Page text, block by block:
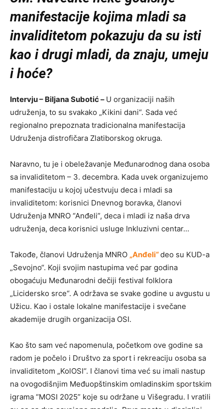
manifestacije kojima mladi sa
invaliditetom pokazuju da su isti
kao i drugi mladi, da znaju, umeju
i hoće?
Intervju – Biljana Subotić – U organizaciji naših
udruženja, to su svakako „Kikini dani“. Sada već
regionalno prepoznata tradicionalna manifestacija
Udruženja distrofičara Zlatiborskog okruga.
Naravno, tu je i obeležavanje Međunarodnog dana osoba
sa invaliditetom – 3. decembra. Kada uvek organizujemo
manifestaciju u kojoj učestvuju deca i mladi sa
invaliditetom: korisnici Dnevnog boravka, članovi
Udruženja MNRO “Anđeli”, deca i mladi iz naša drva
udruženja, deca korisnici usluge Inkluzivni centar…
Takođe, članovi Udruženja MNRO „Anđeli“deo su KUD-a
„Sevojno“. Koji svojim nastupima već par godina
obogaćuju Međunarodni dečiji festival folklora
„Licidersko srce“. A održava se svake godine u avgustu u
Užicu. Kao i ostale lokalne manifestacije i svečane
akademije drugih organizacija OSI.
Kao što sam već napomenula, početkom ove godine sa
radom je počelo i Društvo za sport i rekreaciju osoba sa
invaliditetom „KolOSI“. I članovi tima već su imali nastup
na ovogodišnjim Međuopštinskim omladinskim sportskim
igrama “MOSI 2025” koje su održane u Višegradu. I vratili